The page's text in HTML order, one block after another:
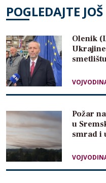
POGLEDAJTE JOŠ
Olenik
Ukrajine
Požar
u
smrad i